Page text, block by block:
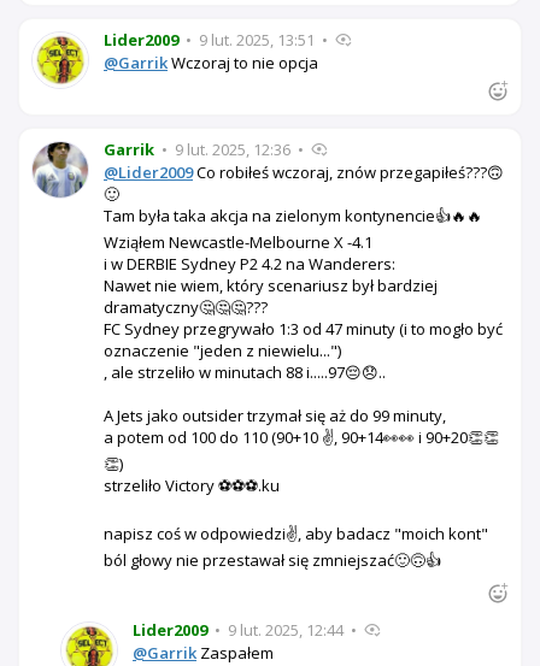
Lider2009 • 9 lut. 2025, 13:51 •
@GarrikWczoraj to nie opcja
Garrik • 9 lut. 2025, 12:36 •
@Lider2009Co robiłeś wczoraj, znów przegapiłeś???🙃
🙂
Tam była taka akcja na zielonym kontynencie👍🔥🔥
Wziąłem Newcastle-Melbourne X -4.1
i w DERBIE Sydney P2 4.2 na Wanderers:
Nawet nie wiem, który scenariusz był bardziej
dramatyczny🤔🤔🤔???
FC Sydney przegrywało 1:3 od 47 minuty (i to mogło być
oznaczenie "jeden z niewielu...")
, ale strzeliło w minutach 88 i.....97😔😞..
A Jets jako outsider trzymał się aż do 99 minuty,
a potem od 100 do 110 (90+10 ✌️, 90+14👀👀 i 90+20👏👏
👏)
strzeliło Victory ⚽⚽⚽.ku
napisz coś w odpowiedzi✌️, aby badacz "moich kont"
ból głowy nie przestawał się zmniejszać🙂🙃👍
Lider2009 • 9 lut. 2025, 12:44 •
@Garrik Zaspałem